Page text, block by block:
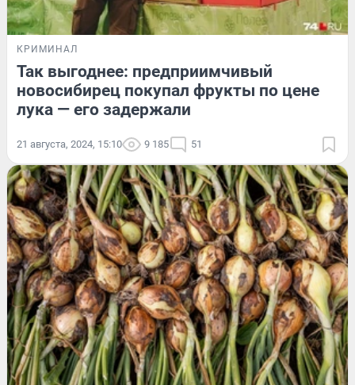
КРИМИНАЛ
Так выгоднее: предприимчивый
новосибирец покупал фрукты по цене
лука — его задержали
21 августа, 2024, 15:10 9 185 51